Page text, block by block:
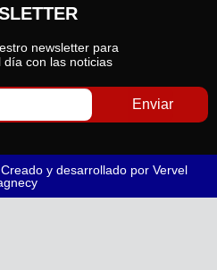
newsletter para
día con las noticias
Enviar
y desarrollado por Vervel